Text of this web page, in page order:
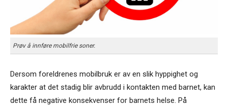
Prøv å innføre mobilfrie soner.
Dersom foreldrenes mobilbruk er av en slik hyppighet og
karakter at det stadig blir avbrudd i kontakten med barnet, kan
dette få negative konsekvenser for barnets helse. På